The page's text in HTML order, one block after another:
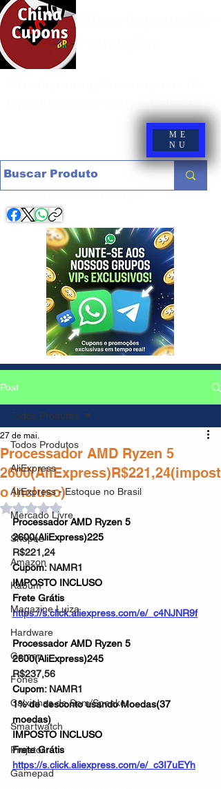
ME
NU
Post
Todos Produtos
AliExpress
AliExpress - Estoque no Brasil
Mercado Livre
Shopee
Amazon
Kabum
Magazine Luiza
Hardware
Gamer
Fones
Caixinhas de Som/Speaker
Smartwatch
Projetor
Gamepad
Todos Produtos
Processador AMD Ryzen 5
2600(AliExpress)R$221,24(impost
o incluso)
27 de mai.
Avaliado com NaN de 5 estrelas.
Processador AMD Ryzen 5
2600(AliExpress)225
R$221,24
Cupom: NAMR1
IMPOSTO INCLUSO
Frete Grátis
https://s.click.aliexpress.com/e/_c4NJNR9f
Processador AMD Ryzen 5
2600(AliExpress)245
R$237,56
Cupom: NAMR1
1% de desconto usando Moedas(37
moedas)
IMPOSTO INCLUSO
Frete Grátis
https://s.click.aliexpress.com/e/_c3I7uEYh